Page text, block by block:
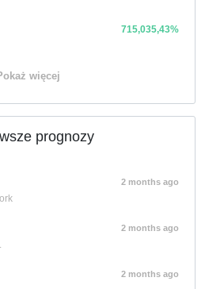
715,035,43%
więcej
prognozy
2 months ago
2 months ago
2 months ago